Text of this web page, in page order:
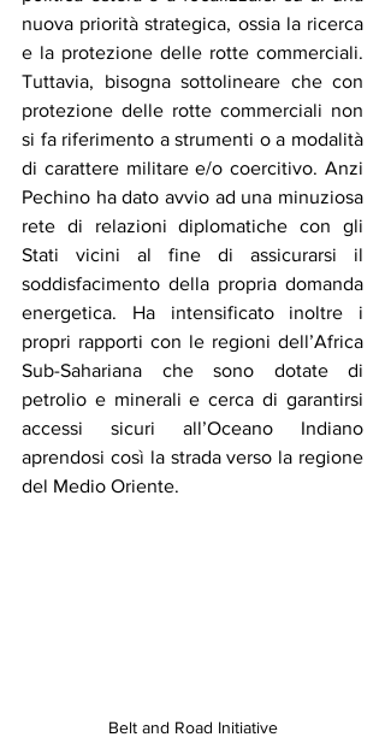
nuova priorità strategica, ossia la ricerca
e la protezione delle rotte commerciali.
Tuttavia, bisogna sottolineare che con
protezione delle rotte commerciali non
si fa riferimento a strumenti o a modalità
di carattere militare e/o coercitivo. Anzi
Pechino ha dato avvio ad una minuziosa
rete di relazioni diplomatiche con gli
Stati vicini al fine di assicurarsi il
soddisfacimento della propria domanda
energetica. Ha intensificato inoltre i
propri rapporti con le regioni dell’Africa
Sub-Sahariana che sono dotate di
petrolio e minerali e cerca di garantirsi
accessi sicuri all’Oceano Indiano
aprendosi così la strada verso la regione
del Medio Oriente.
Belt and Road Initiative